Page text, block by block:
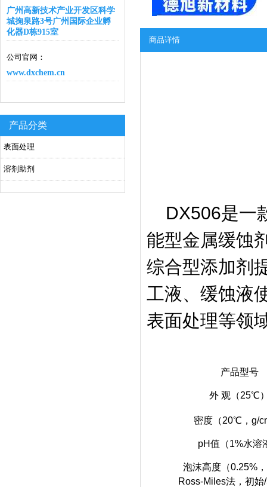
广州高新技术产业开发区科学
城掬泉路3号广州国际企业孵
化器D栋915室
公司官网：
www.dxchem.cn
产品分类
表面处理
溶剂助剂
商品详情
DX506是一
能型金属缓蚀
综合型添加剂
工液、缓蚀液
表面处理等领
产品型号
外 观（25℃
密度（20℃，g/
pH值（1%水溶
泡沫高度（0.25%
Ross-Miles法，初始